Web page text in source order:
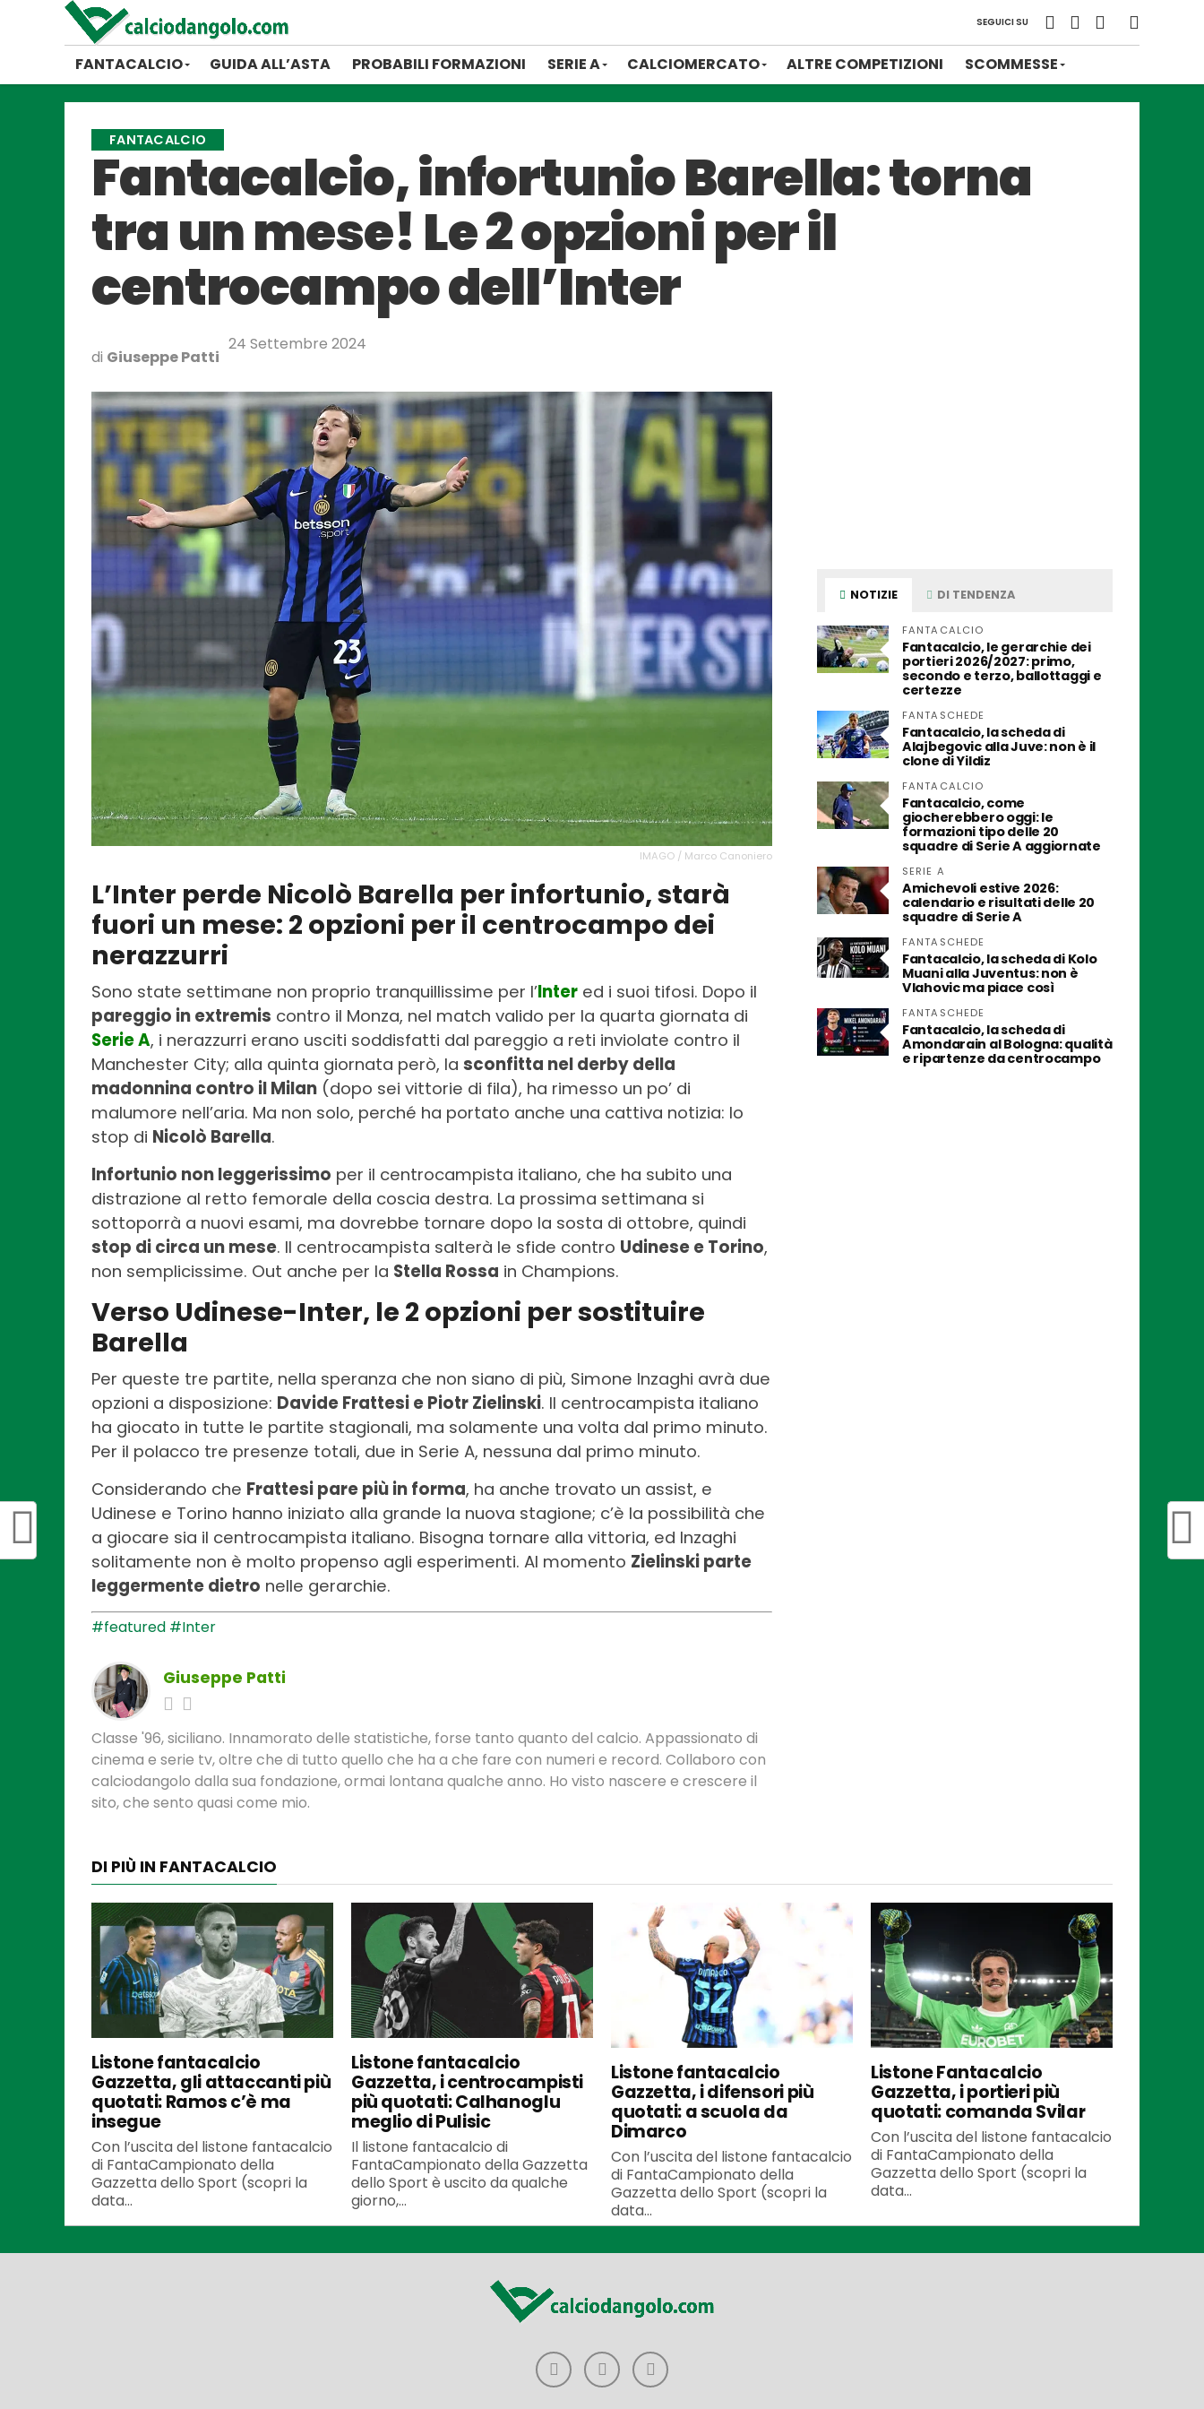
SEGUICI SU
FANTACALCIO GUIDA ALL’ASTA PROBABILI FORMAZIONI SERIE A CALCIOMERCATO ALTRE COMPETIZIONI SCOMMESSE
FANTACALCIO
Fantacalcio, infortunio Barella: torna
tra un mese! Le 2 opzioni per il
centrocampo dell’Inter
di Giuseppe Patti
24 Settembre 2024
IMAGO / Marco Canoniero
L’Inter perde Nicolò Barella per infortunio, starà
fuori un mese: 2 opzioni per il centrocampo dei
nerazzurri
Sono state settimane non proprio tranquillissime per l’Inter ed i suoi tifosi. Dopo il
pareggio in extremis contro il Monza, nel match valido per la quarta giornata di
Serie A, i nerazzurri erano usciti soddisfatti dal pareggio a reti inviolate contro il
Manchester City; alla quinta giornata però, la sconfitta nel derby della
madonnina contro il Milan (dopo sei vittorie di fila), ha rimesso un po’ di
malumore nell’aria. Ma non solo, perché ha portato anche una cattiva notizia: lo
stop di Nicolò Barella.
Infortunio non leggerissimo per il centrocampista italiano, che ha subito una
distrazione al retto femorale della coscia destra. La prossima settimana si
sottoporrà a nuovi esami, ma dovrebbe tornare dopo la sosta di ottobre, quindi
stop di circa un mese. Il centrocampista salterà le sfide contro Udinese e Torino,
non semplicissime. Out anche per la Stella Rossa in Champions.
Verso Udinese-Inter, le 2 opzioni per sostituire
Barella
Per queste tre partite, nella speranza che non siano di più, Simone Inzaghi avrà due
opzioni a disposizione: Davide Frattesi e Piotr Zielinski. Il centrocampista italiano
ha giocato in tutte le partite stagionali, ma solamente una volta dal primo minuto.
Per il polacco tre presenze totali, due in Serie A, nessuna dal primo minuto.
Considerando che Frattesi pare più in forma, ha anche trovato un assist, e
Udinese e Torino hanno iniziato alla grande la nuova stagione; c’è la possibilità che
a giocare sia il centrocampista italiano. Bisogna tornare alla vittoria, ed Inzaghi
solitamente non è molto propenso agli esperimenti. Al momento Zielinski parte
leggermente dietro nelle gerarchie.
#featured #Inter
Giuseppe Patti
Classe '96, siciliano. Innamorato delle statistiche, forse tanto quanto del calcio. Appassionato di
cinema e serie tv, oltre che di tutto quello che ha a che fare con numeri e record. Collaboro con
calciodangolo dalla sua fondazione, ormai lontana qualche anno. Ho visto nascere e crescere il
sito, che sento quasi come mio.
NOTIZIE DI TENDENZA
FANTACALCIO
Fantacalcio, le gerarchie dei
portieri 2026/2027: primo,
secondo e terzo, ballottaggi e
certezze
FANTASCHEDE
Fantacalcio, la scheda di
Alajbegovic alla Juve: non è il
clone di Yildiz
FANTACALCIO
Fantacalcio, come
giocherebbero oggi: le
formazioni tipo delle 20
squadre di Serie A aggiornate
SERIE A
Amichevoli estive 2026:
calendario e risultati delle 20
squadre di Serie A
FANTASCHEDE
Fantacalcio, la scheda di Kolo
Muani alla Juventus: non è
Vlahovic ma piace così
FANTASCHEDE
Fantacalcio, la scheda di
Amondarain al Bologna: qualità
e ripartenze da centrocampo
DI PIÙ IN FANTACALCIO
Listone fantacalcio
Gazzetta, gli attaccanti più
quotati: Ramos c’è ma
insegue
Con l’uscita del listone fantacalcio
di FantaCampionato della
Gazzetta dello Sport (scopri la
data...
Listone fantacalcio
Gazzetta, i centrocampisti
più quotati: Calhanoglu
meglio di Pulisic
Il listone fantacalcio di
FantaCampionato della Gazzetta
dello Sport è uscito da qualche
giorno,...
Listone fantacalcio
Gazzetta, i difensori più
quotati: a scuola da
Dimarco
Con l’uscita del listone fantacalcio
di FantaCampionato della
Gazzetta dello Sport (scopri la
data...
Listone Fantacalcio
Gazzetta, i portieri più
quotati: comanda Svilar
Con l’uscita del listone fantacalcio
di FantaCampionato della
Gazzetta dello Sport (scopri la
data...